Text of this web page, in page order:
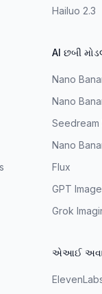
Hailuo 2.3
AI છબી
Nano
Nano
Seedream
Nano
Flux
GPT
Grok
એઆઈ